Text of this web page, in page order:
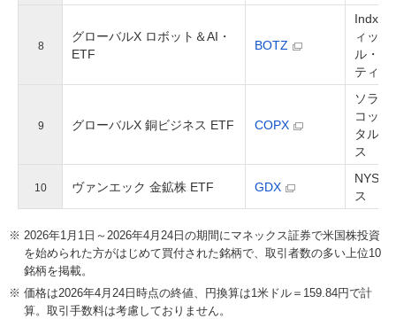
8
グローバルX ロボット＆AI・
ETF
BOTZ
Indxx
ィッ
ル・イ
ティッ
9 グローバルX 銅ビジネス ETF COPX
ソラク
コッパ
タル・
ス
10 ヴァンエック 金鉱株 ETF GDX
NYSE
ス
2026年1月1日～2026年4月24日の期間にマネックス証券で米国株投資
を始められた方がはじめて買付された銘柄で、取引者数の多い上位10
銘柄を掲載。
価格は2026年4月24日時点の終値、円換算は1米ドル＝159.84円で計
算。取引手数料は考慮しておりません。